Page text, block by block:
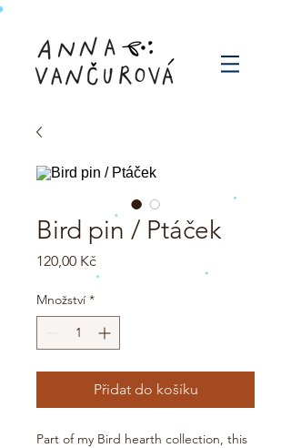
Bird pin / Ptáček
120,00 KčCena
Množství *
Přidat do košíku
Part of my Bird hearth collection, this